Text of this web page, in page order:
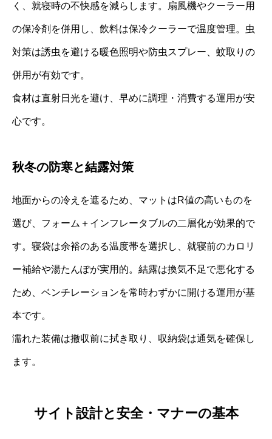
く、就寝時の不快感を減らします。扇風機やクーラー用
の保冷剤を併用し、飲料は保冷クーラーで温度管理。虫
対策は誘虫を避ける暖色照明や防虫スプレー、蚊取りの
併用が有効です。
食材は直射日光を避け、早めに調理・消費する運用が安
心です。
秋冬の防寒と結露対策
地面からの冷えを遮るため、マットはR値の高いものを
選び、フォーム＋インフレータブルの二層化が効果的で
す。寝袋は余裕のある温度帯を選択し、就寝前のカロリ
ー補給や湯たんぽが実用的。結露は換気不足で悪化する
ため、ベンチレーションを常時わずかに開ける運用が基
本です。
濡れた装備は撤収前に拭き取り、収納袋は通気を確保し
ます。
サイト設計と安全・マナーの基本